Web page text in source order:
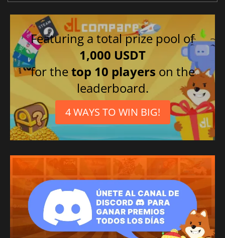
Featuring a total prize pool of
1,000 USDT
for thetop 10 players on the
leaderboard.
4 WAYS TO WIN BIG!